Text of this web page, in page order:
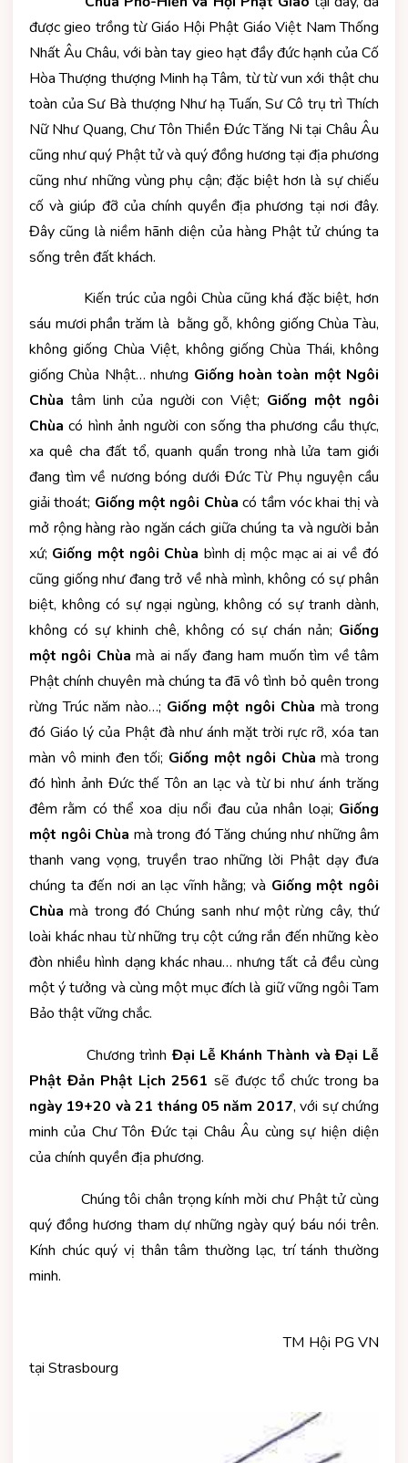
được gieo trồng từ Giáo Hội Phật Giáo Việt Nam Thống
Nhất Âu Châu, với bàn tay gieo hạt đầy đức hạnh của Cố
Hòa Thượng thượng Minh hạ Tâm, từ từ vun xới thật chu
toàn của Sư Bà thượng Như hạ Tuấn, Sư Cô trụ trì Thích
Nữ Như Quang, Chư Tôn Thiền Đức Tăng Ni tại Châu Âu
cũng như quý Phật tử và quý đồng hương tại địa phương
cũng như những vùng phụ cận; đặc biệt hơn là sự chiếu
cố và giúp đỡ của chính quyền địa phương tại nơi đây.
Đây cũng là niềm hãnh diện của hàng Phật tử chúng ta
sống trên đất khách.
Kiến trúc của ngôi Chùa cũng khá đặc biệt, hơn
sáu mươi phần trăm là bằng gỗ, không giống Chùa Tàu,
không giống Chùa Việt, không giống Chùa Thái, không
giống Chùa Nhật… nhưng Giống hoàn toàn một Ngôi
Chùa tâm linh của người con Việt; Giống một ngôi
Chùa có hình ảnh người con sống tha phương cầu thực,
xa quê cha đất tổ, quanh quẩn trong nhà lửa tam giới
đang tìm về nương bóng dưới Đức Từ Phụ nguyện cầu
giải thoát; Giống một ngôi Chùa có tầm vóc khai thị và
mở rộng hàng rào ngăn cách giữa chúng ta và người bản
xứ; Giống một ngôi Chùa bình dị mộc mạc ai ai về đó
cũng giống như đang trở về nhà mình, không có sự phân
biệt, không có sự ngại ngùng, không có sự tranh dành,
không có sự khinh chê, không có sự chán nản; Giống
một ngôi Chùa mà ai nấy đang ham muốn tìm về tâm
Phật chính chuyên mà chúng ta đã vô tình bỏ quên trong
rừng Trúc năm nào…; Giống một ngôi Chùa mà trong
đó Giáo lý của Phật đà như ánh mặt trời rực rỡ, xóa tan
màn vô minh đen tối; Giống một ngôi Chùa mà trong
đó hình ảnh Đức thế Tôn an lạc và từ bi như ánh trăng
đêm rằm có thể xoa dịu nổi đau của nhân loại; Giống
một ngôi Chùa mà trong đó Tăng chúng như những âm
thanh vang vọng, truyền trao những lời Phật dạy đưa
chúng ta đến nơi an lạc vĩnh hằng; và Giống một ngôi
Chùa mà trong đó Chúng sanh như một rừng cây, thứ
loài khác nhau từ những trụ cột cứng rắn đến những kèo
đòn nhiều hình dạng khác nhau… nhưng tất cả đều cùng
một ý tưởng và cùng một mục đích là giữ vững ngôi Tam
Bảo thật vững chắc.
Chương trìnhĐại Lễ Khánh Thành và Đại Lễ
Phật Đản Phật Lịch 2561 sẽ được tổ chức trong ba
ngày 19+20 và 21 tháng 05 năm 2017, với sự chứng
minh của Chư Tôn Đức tại Châu Âu cùng sự hiện diện
của chính quyền địa phương.
Chúng tôi chân trọng kính mời chư Phật tử cùng
quý đồng hương tham dự những ngày quý báu nói trên.
Kính chúc quý vị thân tâm thường lạc, trí tánh thường
minh.
TM Hội PG VN
tại Strasbourg